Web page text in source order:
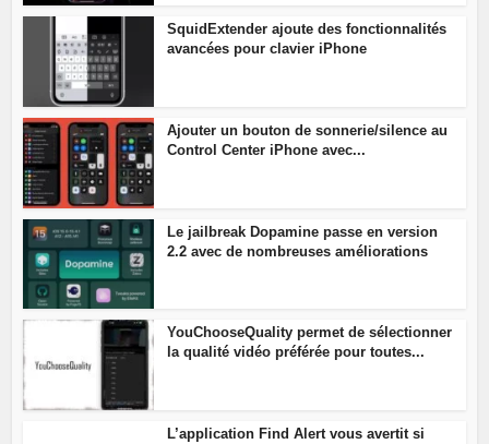
SquidExtender ajoute des fonctionnalités
avancées pour clavier iPhone
Ajouter un bouton de sonnerie/silence au
Control Center iPhone avec...
Le jailbreak Dopamine passe en version
2.2 avec de nombreuses améliorations
YouChooseQuality permet de sélectionner
la qualité vidéo préférée pour toutes...
L’application Find Alert vous avertit si